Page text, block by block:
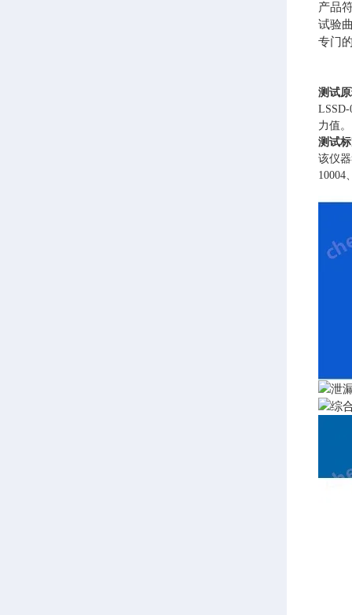
产品
试验
专门
测试
力值。
测试
该仪
10004